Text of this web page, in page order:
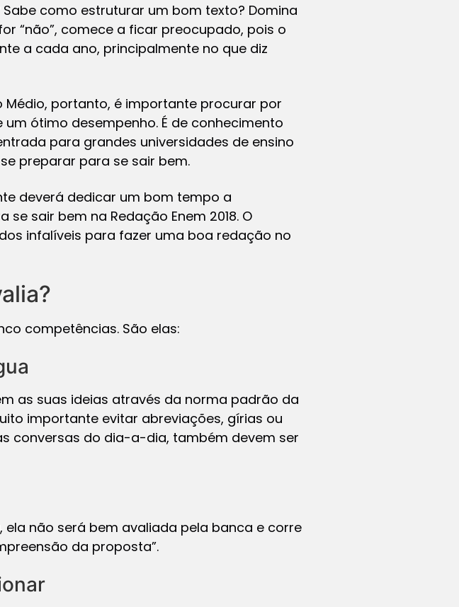
Sabe como estruturar um bom texto? Domina
“não”, comece a ficar preocupado, pois o
a cada ano, principalmente no que diz
Médio, portanto, é importante procurar por
ótimo desempenho. É de conhecimento
para grandes universidades de ensino
preparar para se sair bem.
deverá dedicar um bom tempo a
sair bem na Redação Enem 2018. O
infalíveis para fazer uma boa redação no
competências. São elas:
as suas ideias através da norma padrão da
importante evitar abreviações, gírias ou
conversas do dia-a-dia, também devem ser
não será bem avaliada pela banca e corre
da proposta”.